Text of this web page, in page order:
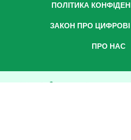
ПОЛІТИКА
ЗАКОН ПРО
ПРО НАС